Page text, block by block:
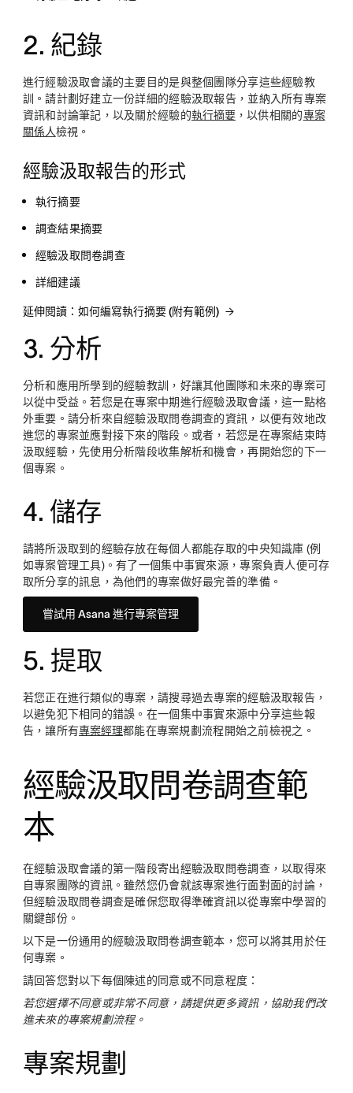
2. 紀錄
進行經驗汲取會議的主要目的是與整個團隊分享這些經驗教
訓。請計劃好建立一份詳細的經驗汲取報告，並納入所有專案
資訊和討論筆記，以及關於經驗的執行摘要，以供相關的專案
關係人檢視。
經驗汲取報告的形式
執行摘要
調查結果摘要
經驗汲取問卷調查
詳細建議
延伸閱讀：如何編寫執行摘要 (附有範例)
3. 分析
分析和應用所學到的經驗教訓，好讓其他團隊和未來的專案可
以從中受益。若您是在專案中期進行經驗汲取會議，這一點格
外重要。請分析來自經驗汲取問卷調查的資訊，以便有效地改
進您的專案並應對接下來的階段。或者，若您是在專案結束時
汲取經驗，先使用分析階段收集解析和機會，再開始您的下一
個專案。
4. 儲存
請將所汲取到的經驗存放在每個人都能存取的中央知識庫 (例
如專案管理工具)。有了一個集中事實來源，專案負責人便可存
取所分享的訊息，為他們的專案做好最完善的準備。
嘗試用 Asana 進行專案管理
5. 提取
若您正在進行類似的專案，請搜尋過去專案的經驗汲取報告，
以避免犯下相同的錯誤。在一個集中事實來源中分享這些報
告，讓所有專案經理都能在專案規劃流程開始之前檢視之。
經驗汲取問卷調查範
本
在經驗汲取會議的第一階段寄出經驗汲取問卷調查，以取得來
自專案團隊的資訊。雖然您仍會就該專案進行面對面的討論，
但經驗汲取問卷調查是確保您取得準確資訊以從專案中學習的
關鍵部份。
以下是一份通用的經驗汲取問卷調查範本，您可以將其用於任
何專案。
請回答您對以下每個陳述的同意或不同意程度：
若您選擇不同意或非常不同意，請提供更多資訊，協助我們改
進未來的專案規劃流程。
專案規劃